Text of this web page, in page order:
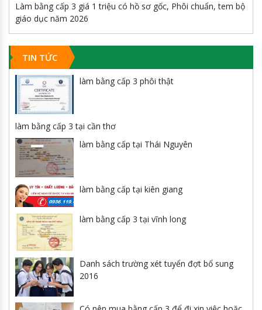
Làm bằng cấp 3 giá 1 triệu có hồ sơ gốc, Phôi chuẩn, tem bộ
giáo dục năm 2026
TIN TỨC
làm bằng cấp 3 phôi thật
làm bằng cấp 3 tại cần thơ
làm bằng cấp tại Thái Nguyên
làm bằng cấp tại kiên giang
làm bằng cấp 3 tại vĩnh long
Danh sách trường xét tuyển đợt bổ sung
2016